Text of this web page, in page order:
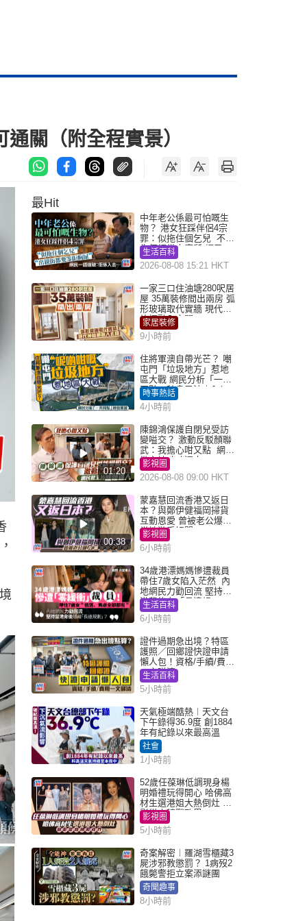
關（附全程實景）
最Hit
中年老公係最可怕嘅生
物？ 港女狂踩伴侶4宗
罪：似拖住個乞兒 不解
為何經常去廁所 網民一
語道破
生活百科
2026-08-08 15:21 HKT
一家三口住油塘280呎居
屋 35萬裝修間出兩房 弧
形玻璃取代實牆 現代神
枱櫃融入玄關
家居裝修
9小時前
住將軍澳自帶光芒？ 嘲
屯門「垃圾地方」惹地
區大戰 網民分析「一共
同點」秒息風波｜Juicy
叮
時事熱話
4小時前
01:20
陳錦鴻保護自閉兒受訪
變嗌交？ 激動反駁顏聯
武：我擔心咁又點 網民
批主持咄咄逼人
影視圈
2026-08-08 09:00 HKT
00:38
蒙嘉慧回流香港又返日
本？與鄭伊健福岡掃貨
互動恩愛 曾被老公爆在
當地游手好閒
影視圈
6小時前
34歲港漂媽媽慘遭裁員
帶住7歲女陷入茫然 內
地網民力勸回流 堅持留
港背後有「長遠規
劃」？
生活百科
6小時前
證件過期急出境？特區
護照／回鄉證快證申請
懶人包！資格/手續/費用
一文睇清
生活百科
5小時前
天氣極端酷熱︱天文台
下午錄得36.9度 創1884
年有紀錄以來最高溫
社會
1小時前
52歲任葆琳低調現身楊
明婚禮玩得開心 哈佛高
材生選港姐大熱倒灶 息
影從商轉戰政界
影視圈
5小時前
奇案解密︱羅湖雪櫃藏3
屍涉邪教懲罰？ 1病歿2
餓斃警拒立案添謎團
奇聞趣事
8小時前